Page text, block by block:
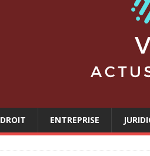
DROIT ENTREPRISE